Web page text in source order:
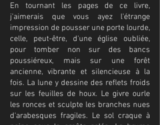
En tournant les pages de ce livre,
j'aimerais que vous ayez l'étrange
impression de pousser une porte lourde,
celle, peut-être, d'une église oubliée,
pour tomber non sur des bancs
poussiéreux, mais sur une forêt
ancienne, vibrante et silencieuse à la
fois. La lune y dessine des reflets froids
sur les feuilles de houx. Le givre ourle
les ronces et sculpte les branches nues
d'arabesques fragiles. Le sol craque à